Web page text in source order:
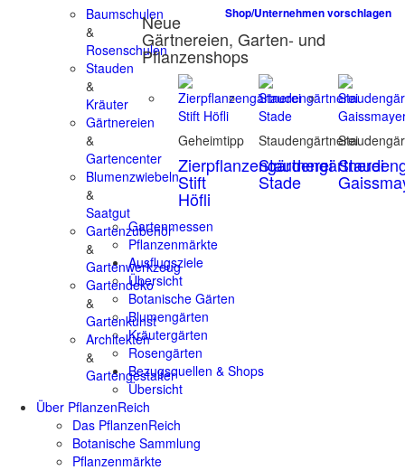
Baumschulen
&
Rosenschulen
Stauden
&
Kräuter
Gärtnereien
&
Gartencenter
Blumenzwiebeln
&
Saatgut
Gartenzubehör
&
Gartenwerkzeug
Gartendeko
&
Gartenkunst
Architekten
&
Gartengestalter
Shop/Unternehmen vorschlagen
Neue
Gärtnereien, Garten- und
Pflanzenshops
Geheimtipp
Zierpflanzengärtnerei
Stift
Höfli
Staudengärtnerei
Staudengärtnerei
Stade
Gartenmessen
Pflanzenmärkte
Ausflugsziele
Übersicht
Botanische Gärten
Blumengärten
Kräutergärten
Rosengärten
Bezugsquellen & Shops
Übersicht
Über PflanzenReich
Das PflanzenReich
Botanische Sammlung
Pflanzenmärkte